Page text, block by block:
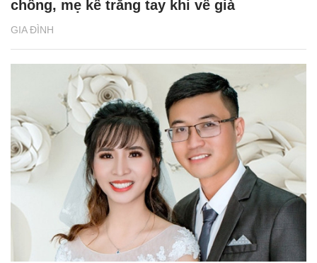
GIA ĐÌNH
chồng, mẹ kế trắng tay khi về già